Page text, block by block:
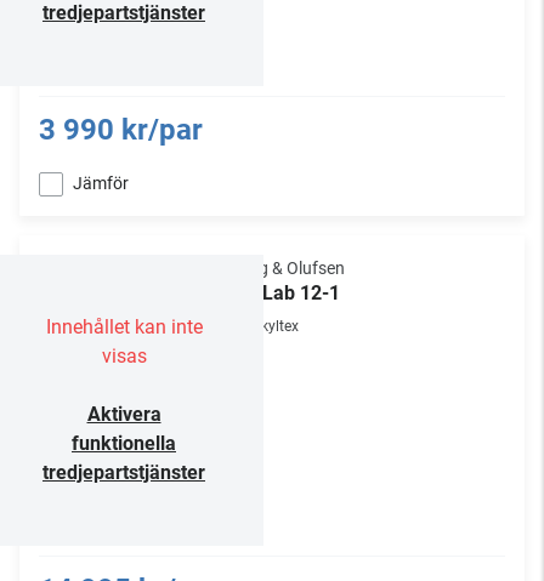
tredjepartstjänster
3 990 kr/par
Jämför
Innehållet kan inte
visas
Aktivera
funktionella
tredjepartstjänster
Bang & Olufsen
BeoLab 12-1
Skyltex